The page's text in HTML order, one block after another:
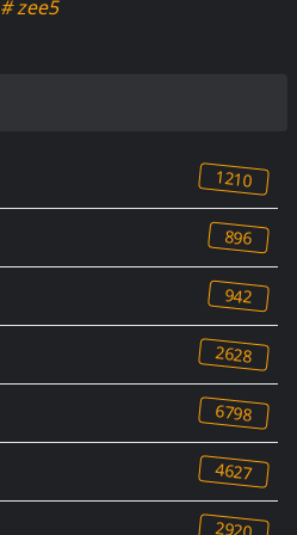
# zee5
1210
896
942
2628
6798
4627
2920